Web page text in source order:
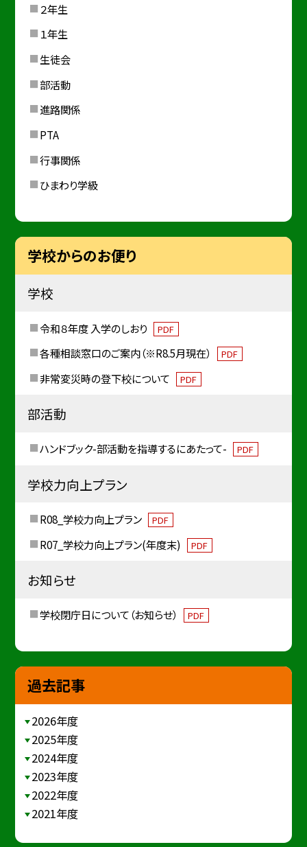
２年生
１年生
生徒会
部活動
進路関係
PTA
行事関係
ひまわり学級
学校からのお便り
学校
令和８年度 入学のしおり PDF
各種相談窓口のご案内（※R8.5月現在） PDF
非常変災時の登下校について PDF
部活動
ハンドブック-部活動を指導するにあたって- PDF
学校力向上プラン
R08_学校力向上プラン PDF
R07_学校力向上プラン(年度末) PDF
お知らせ
学校閉庁日について（お知らせ） PDF
過去記事
2026年度
2025年度
2024年度
2023年度
2022年度
2021年度